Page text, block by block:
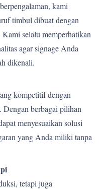
kami
timbul dibuat dengan
selalu memperhatikan
agar signage Anda
dikenali.
kompetitif dengan
berbagai pilihan
menyesuaikan solusi
yang Anda miliki tanpa
tetapi juga